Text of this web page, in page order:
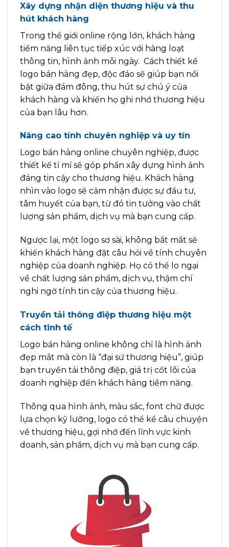
Xây dựng nhận diện thương hiệu và thu
hút khách hàng
Trong thế giới online rộng lớn, khách hàng
tiềm năng liên tục tiếp xúc với hàng loạt
thông tin, hình ảnh mỗi ngày. Cách thiết kế
logo bán hàng đẹp, độc đáo sẽ giúp bạn nổi
bật giữa đám đông, thu hút sự chú ý của
khách hàng và khiến họ ghi nhớ thương hiệu
của bạn lâu hơn.
Nâng cao tính chuyên nghiệp và uy tín
Logo bán hàng online chuyên nghiệp, được
thiết kế tỉ mỉ sẽ góp phần xây dựng hình ảnh
đáng tin cậy cho thương hiệu. Khách hàng
nhìn vào logo sẽ cảm nhận được sự đầu tư,
tâm huyết của bạn, từ đó tin tưởng vào chất
lượng sản phẩm, dịch vụ mà bạn cung cấp.
Ngược lại, một logo sơ sài, không bắt mắt sẽ
khiến khách hàng đặt câu hỏi về tính chuyên
nghiệp của doanh nghiệp. Họ có thể lo ngại
về chất lượng sản phẩm, dịch vụ, thậm chí
nghi ngờ tính tin cậy của thương hiệu.
Truyền tải thông điệp thương hiệu một
cách tinh tế
Logo bán hàng online không chỉ là hình ảnh
đẹp mắt mà còn là “đại sứ thương hiệu”, giúp
bạn truyền tải thông điệp, giá trị cốt lõi của
doanh nghiệp đến khách hàng tiềm năng.
Thông qua hình ảnh, màu sắc, font chữ được
lựa chọn kỹ lưỡng, logo có thể kể câu chuyện
về thương hiệu, gợi nhớ đến lĩnh vực kinh
doanh, sản phẩm, dịch vụ mà bạn cung cấp.